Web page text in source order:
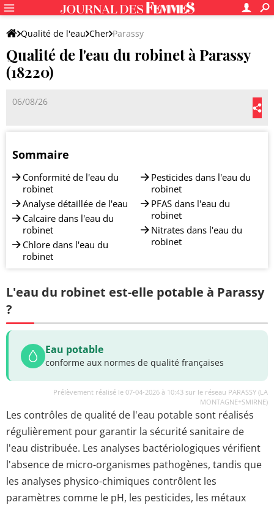
Qualité de l'eau Cher Parassy
Qualité de l'eau du robinet à Parassy
(18220)
06/08/26
Sommaire
Conformité de l'eau du
robinet
Analyse détaillée de l'eau
Calcaire dans l'eau du
robinet
Chlore dans l'eau du
robinet
Pesticides dans l'eau du
robinet
PFAS dans l'eau du
robinet
Nitrates dans l'eau du
robinet
L'eau du robinet est-elle potable à Parassy
?
Eau potable
conforme aux normes de qualité françaises
Prélèvement réalisé le 07-04-2026 à 10:43 sur le réseau PARASSY (LA
MONTAGNE+SMIRNE)
Les contrôles de qualité de l'eau potable sont réalisés
régulièrement pour garantir la sécurité sanitaire de
l'eau distribuée. Les analyses bactériologiques vérifient
l'absence de micro-organismes pathogènes, tandis que
les analyses physico-chimiques contrôlent les
paramètres comme le pH, les pesticides, les métaux